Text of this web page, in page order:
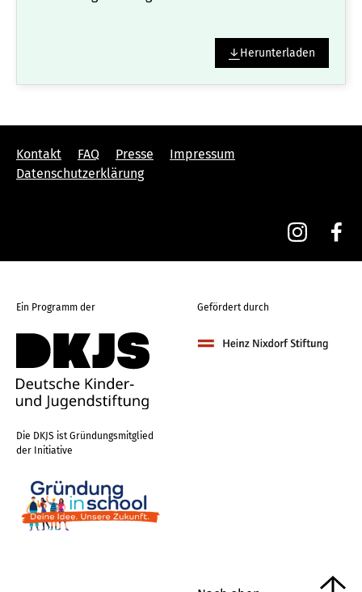
Herunterladen
Kontakt FAQ Presse
Impressum
Datenschutzerklärung
Ein Programm der Gefördert durch
Die DKJS ist Gründungsmitglied
der Initiative